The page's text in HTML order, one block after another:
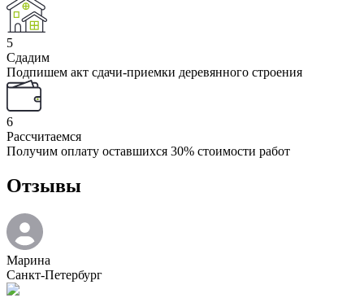
5
Сдадим
Подпишем акт сдачи-приемки деревянного строения
6
Рассчитаемся
Получим оплату оставшихся 30% стоимости работ
Отзывы
Марина
Санкт-Петербург